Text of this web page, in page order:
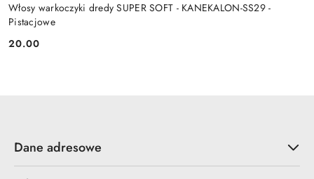
Włosy warkoczyki dredy SUPER SOFT - KANEKALON-SS29 -
Pistacjowe
Cena:
20.00
Dane adresowe